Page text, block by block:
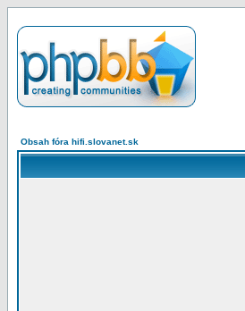
Obsah fóra hifi.slovanet.sk